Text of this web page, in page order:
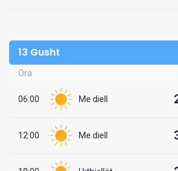
13 Gusht
Ora
06:00 Me diell
12:00 Me diell